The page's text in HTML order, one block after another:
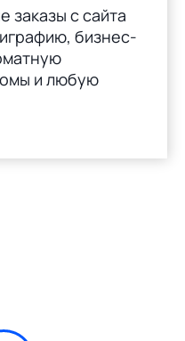
заказы с сайта
бизнес-
и любую